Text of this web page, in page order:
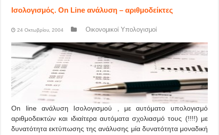
Ισολογισμός. On Line ανάλυση – αριθμοδείκτες
24 Οκτωβρίου, 2004 Οικονομικοί Υπολογισμοί
On line ανάλυση Ισολογισμού , με αυτόματο υπολογισμό
αριθμοδεικτών και ιδιαίτερα αυτόματα σχολιασμό τους (!!!!) με
δυνατότητα εκτύπωσης της ανάλυσης μία δυνατότητα μοναδική